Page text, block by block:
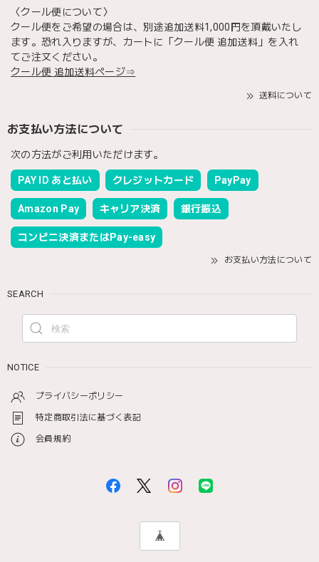
〈クール便について〉
クール便をご希望の場合は、別途追加送料1,000円を頂戴いたし
ます。恐れ入りますが、カートに「クール便 追加送料」を入れ
てご注文ください。
クール便 追加送料ページ⇒
送料について
お支払い方法について
次の方法がご利用いただけます。
PAY ID あと払い クレジットカード PayPay
Amazon Pay キャリア決済 銀行振込
コンビニ決済またはPay-easy
お支払い方法について
SEARCH
NOTICE
プライバシーポリシー
特定商取引法に基づく表記
会員規約